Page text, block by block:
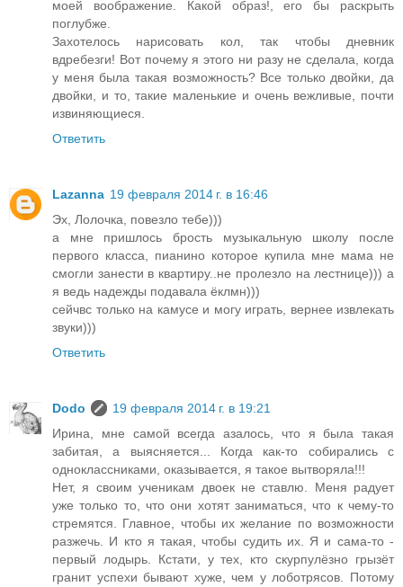
моей воображение. Какой образ!, его бы раскрыть
поглубже.
Захотелось нарисовать кол, так чтобы дневник
вдребезги! Вот почему я этого ни разу не сделала, когда
у меня была такая возможность? Все только двойки, да
двойки, и то, такие маленькие и очень вежливые, почти
извиняющиеся.
Ответить
Lazanna 19 февраля 2014 г. в 16:46
Эх, Лолочка, повезло тебе)))
а мне пришлось брость музыкальную школу после
первого класса, пианино которое купила мне мама не
смогли занести в квартиру..не пролезло на лестнице))) а
я ведь надежды подавала ёклмн)))
сейчвс только на камусе и могу играть, вернее извлекать
звуки)))
Ответить
Dodo
19 февраля 2014 г. в 19:21
Ирина, мне самой всегда азалось, что я была такая
забитая, а выясняется... Когда как-то собирались с
одноклассниками, оказывается, я такое вытворяла!!!
Нет, я своим ученикам двоек не ставлю. Меня радует
уже только то, что они хотят заниматься, что к чему-то
стремятся. Главное, чтобы их желание по возможности
разжечь. И кто я такая, чтобы судить их. Я и сама-то -
первый лодырь. Кстати, у тех, кто скурпулёзно грызёт
гранит успехи бывают хуже, чем у лоботрясов. Потому